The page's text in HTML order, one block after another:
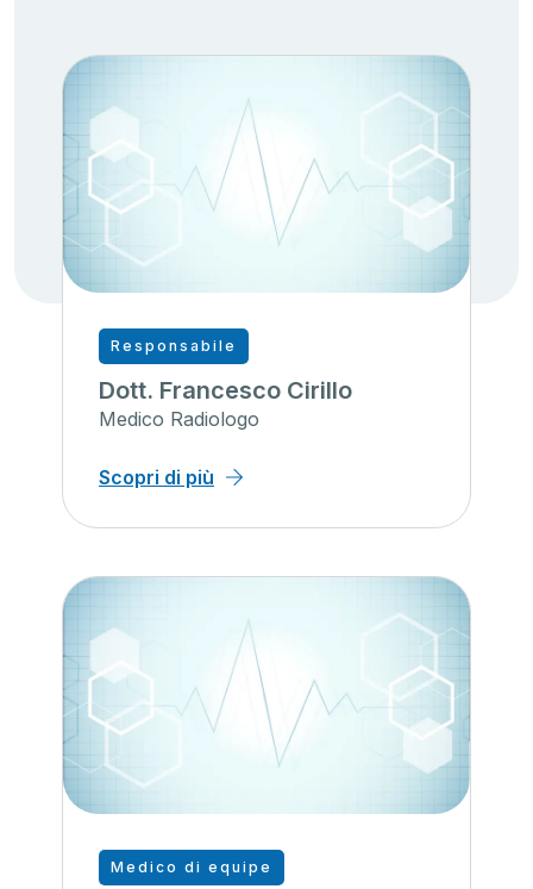
Responsabile
Dott. Francesco Cirillo
Medico Radiologo
Scopri di più
Medico di equipe